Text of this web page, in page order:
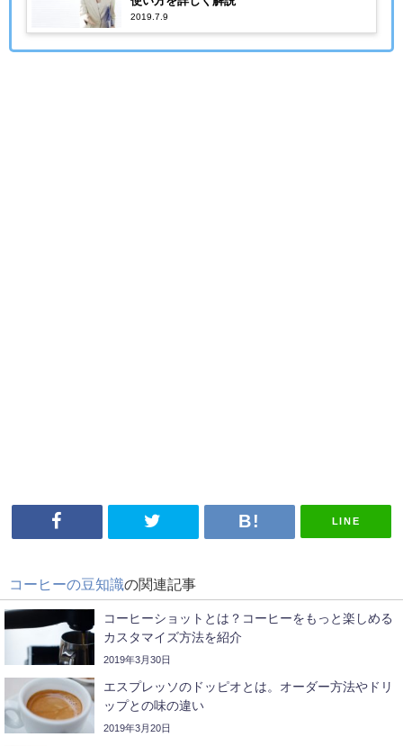
2019.7.9
LINE
コーヒーの豆知識の関連記事
コーヒーショットとは？コーヒーをもっと楽しめる
カスタマイズ方法を紹介
2019年3月30日
エスプレッソのドッピオとは。オーダー方法やドリ
ップとの味の違い
2019年3月20日